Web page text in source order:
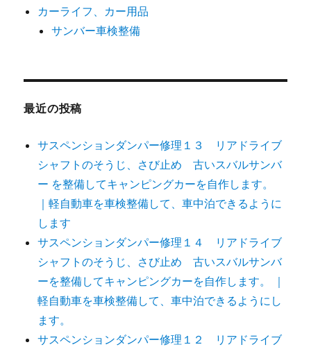
カーライフ、カー用品
サンバー車検整備
最近の投稿
サスペンションダンパー修理１３ リアドライブ
シャフトのそうじ、さび止め 古いスバルサンバ
ー を整備してキャンピングカーを自作します。
｜軽自動車を車検整備して、車中泊できるように
します
サスペンションダンパー修理１４ リアドライブ
シャフトのそうじ、さび止め 古いスバルサンバ
ーを整備してキャンピングカーを自作します。 ｜
軽自動車を車検整備して、車中泊できるようにし
ます。
サスペンションダンパー修理１２ リアドライブ